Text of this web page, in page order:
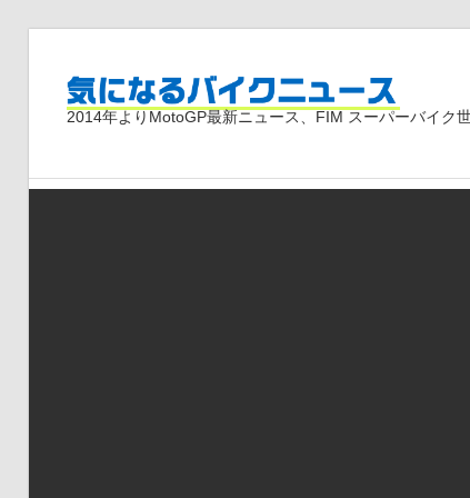
気
に
2014年よりMotoGP最新ニュース、FIM スーパーバイク